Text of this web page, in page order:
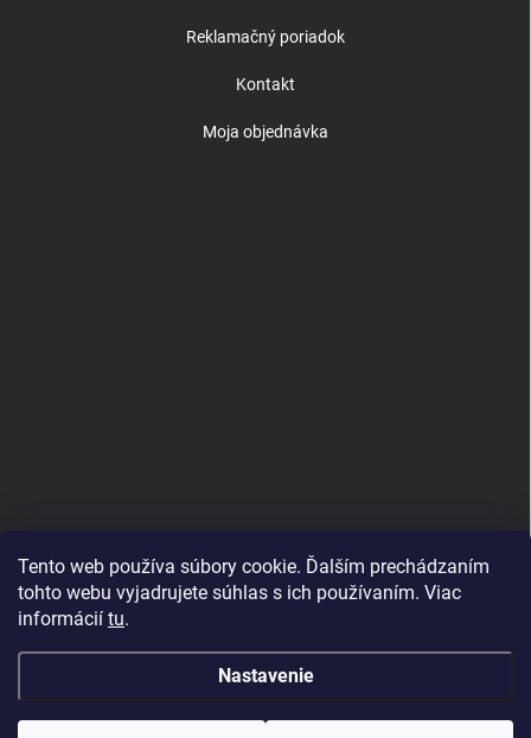
Tento web používa súbory cookie. Ďalším prechádzaním
tohto webu vyjadrujete súhlas s ich používaním. Viac
informácií tu.
Nastavenie
Reklamačný poriadok
Kontakt
Moja objednávka
Good E-shops have logic. SALELOGICS